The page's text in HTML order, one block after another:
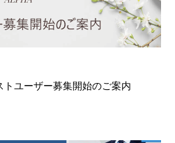
トユーザー募集開始のご案内